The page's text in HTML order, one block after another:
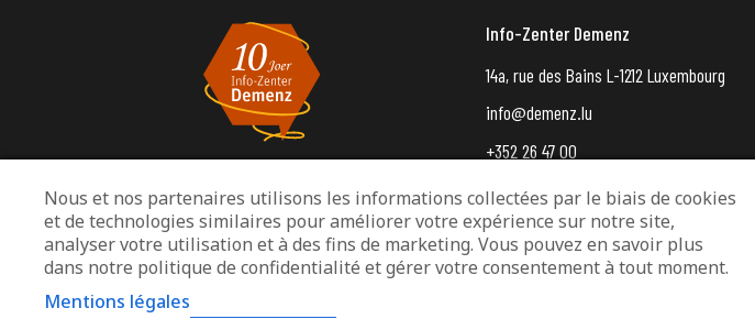
Info-Zenter Demenz
14a, rue des Bains L-1212 Luxembourg
info@demenz.lu
+352 26 47 00
Mentions légales Protection des données
Nous et nos partenaires utilisons les informations collectées par le biais de cookies
et de technologies similaires pour améliorer votre expérience sur notre site,
analyser votre utilisation et à des fins de marketing. Vous pouvez en savoir plus
dans notre politique de confidentialité et gérer votre consentement à tout moment.
Mentions légales